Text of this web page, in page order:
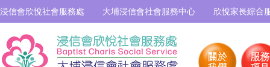
浸信會欣悅社會服務處 大埔浸信會社會服務中心 欣悅家長綜合